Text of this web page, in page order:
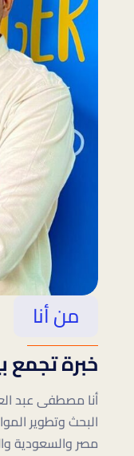
من أنا
خبرة تجمع
أنا مصطفى عبد
البحث وتطوير
مصر والسعودية